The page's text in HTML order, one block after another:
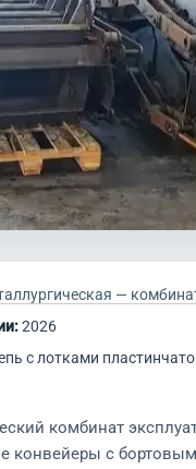
—
2026
с лотками
комбинат
конвейеры с